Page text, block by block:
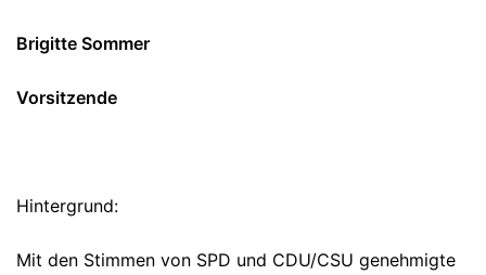
Brigitte Sommer
Vorsitzende
Hintergrund:
Mit den Stimmen von SPD und CDU/CSU genehmigte